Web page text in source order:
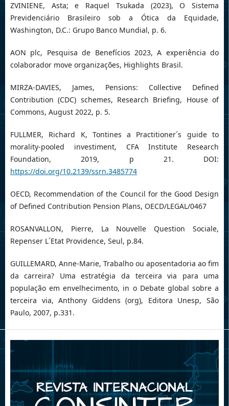
ZVINIENE, Asta; e Raquel Tsukada (2023), O Sistema
Previdenciário Brasileiro sob a Ótica da Equidade,
Washington, D.C.: Grupo Banco Mundial, p. 6.
AON plc, Pesquisa de Benefícios 2023, A experiência do
colaborador move organizações, Highlights Brasil.
MIRZA-DAVIES, James, Pensions: Collective Defined
Contribution (CDC) schemes, Research Briefing, House of
Commons, August 2022, p. 5.
FULLMER, Richard K, Tontines a Practitioner´s guide to
morality-pooled investiment, CFA Institute Research
Foundation, 2019, p 21. DOI:
https://doi.org/10.2139/ssrn.3485774
OECD, Recommendation of the Council for the Good Design
of Defined Contribution Pension Plans, OECD/LEGAL/0467
ROSANVALLON, Pierre, La Nouvelle Question Sociale,
Repenser L´Etat Providence, Seul, p.84.
GUILLEMARD, Anne-Marie, Trabalho ou aposentadoria ao fim
da carreira? Uma estratégia da terceira via para uma
população em envelhecimento, in o Debate global sobre a
terceira via, Anthony Giddens (org), Editora Unesp, São
Paulo, 2007, p.331.